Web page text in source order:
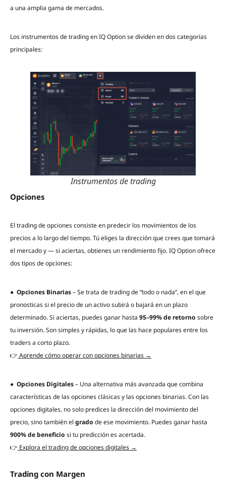
a una amplia gama de mercados.
Los instrumentos de trading en IQ Option se dividen en dos categorías
principales:
Instrumentos de trading
Opciones
El trading de opciones consiste en predecir los movimientos de los
precios a lo largo del tiempo. Tú eliges la dirección que crees que tomará
el mercado y — si aciertas, obtienes un rendimiento fijo. IQ Option ofrece
dos tipos de opciones:
● Opciones Binarias– Se trata de trading de “todo o nada”, en el que
pronosticas si el precio de un activo subirá o bajará en un plazo
determinado. Si aciertas, puedes ganar hasta 95–99% de retorno sobre
tu inversión. Son simples y rápidas, lo que las hace populares entre los
traders a corto plazo.
👉 Aprende cómo operar con opciones binarias →
● Opciones Digitales– Una alternativa más avanzada que combina
características de las opciones clásicas y las opciones binarias. Con las
opciones digitales, no solo predices la dirección del movimiento del
precio, sino también el grado de ese movimiento. Puedes ganar hasta
900% de beneficio si tu predicción es acertada.
👉 Explora el trading de opciones digitales →
Trading con Margen